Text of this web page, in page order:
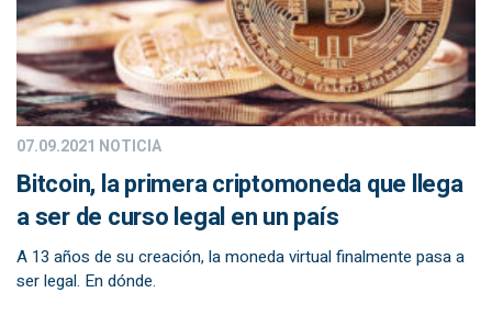
07.09.2021 NOTICIA
Bitcoin, la primera criptomoneda que llega
a ser de curso legal en un país
A 13 años de su creación, la moneda virtual finalmente pasa a
ser legal. En dónde.